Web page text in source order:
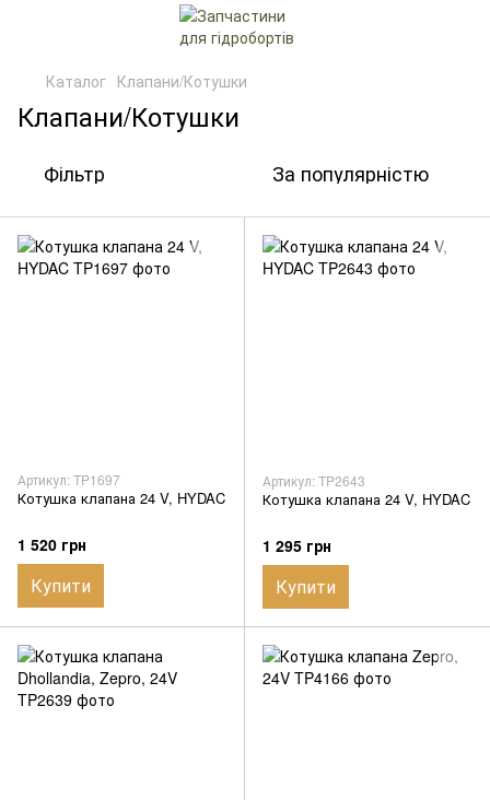
Каталог Клапани/Котушки
Клапани/Котушки
Фільтр За популярністю
Артикул: TP1697
Котушка клапана 24 V, HYDAC
1 520 грн
Купити
Артикул: TP2643
Котушка клапана 24 V, HYDAC
1 295 грн
Купити